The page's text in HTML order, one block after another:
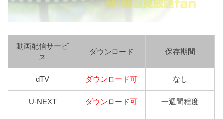
動画配信サービ
ス
ダウンロード 保存期間
dTV ダウンロード可 なし
U-NEXT ダウンロード可 一週間程度